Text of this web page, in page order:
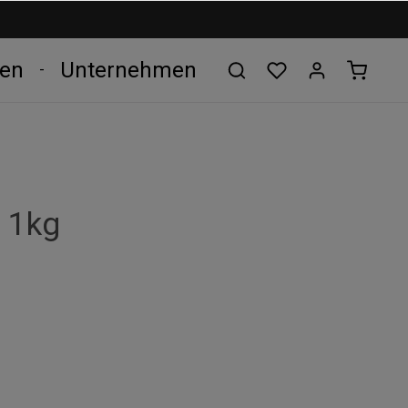
Unternehmen
1kg